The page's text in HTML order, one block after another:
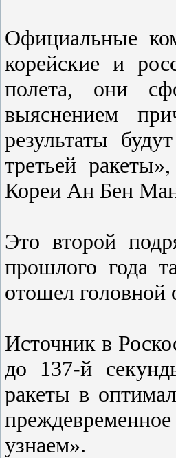
Официальные
корейские и
полета, они
выяснением
результаты
третьей
Кореи Ан Бен
Это второй
прошлого года
отошел головной
Источник в
до 137-й
ракеты в
узнаем».